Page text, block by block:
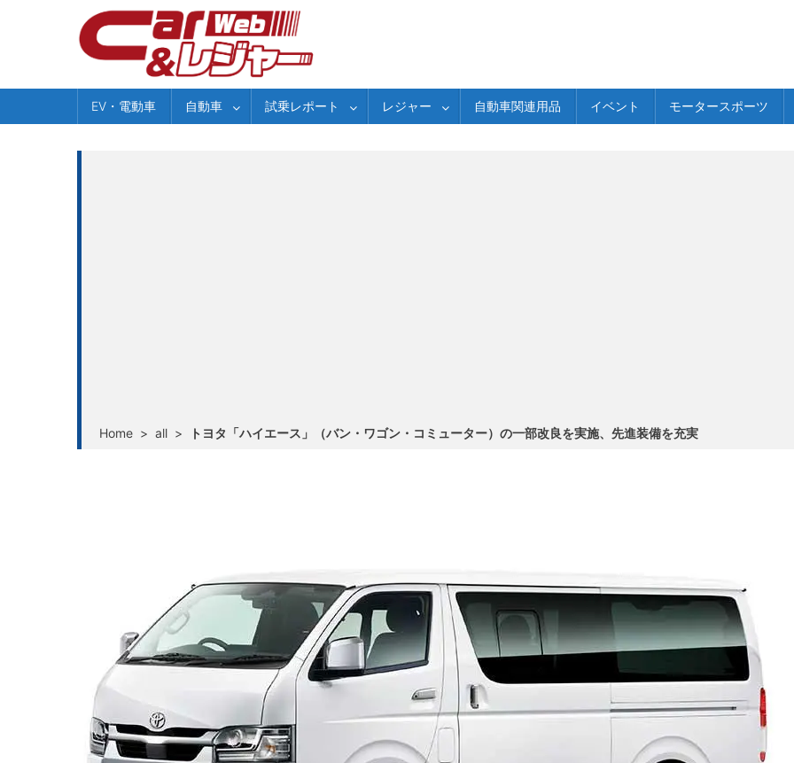
EV・電動車 自動車 試乗レポート レジャー 自動車関連用品 イベント モータースポーツ
Home > all > トヨタ「ハイエース」（バン・ワゴン・コミューター）の一部改良を実施、先進装備を充実